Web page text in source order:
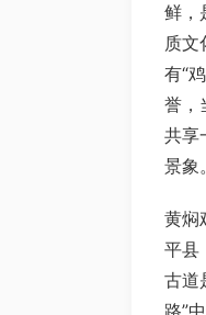
鲜，
质文
有“
誉，
共享
景象。
黄焖
平县
古道
路”